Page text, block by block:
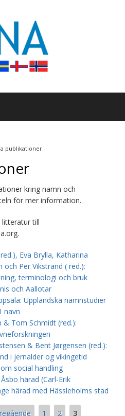
publikationer
kring namn och
för mer information.
till
Eva Brylla, Katharina
och Per Vikstrand ( red.):
terminologi och bruk
och Aallotar
Uppländska namnstudier
navn
& Tom Schmidt (red.):
& Bent Jørgensen (red.):
i jernalder og vikingetid
social handling
härad (Carl-Erik
härad med Hässleholms stad
1 2 3